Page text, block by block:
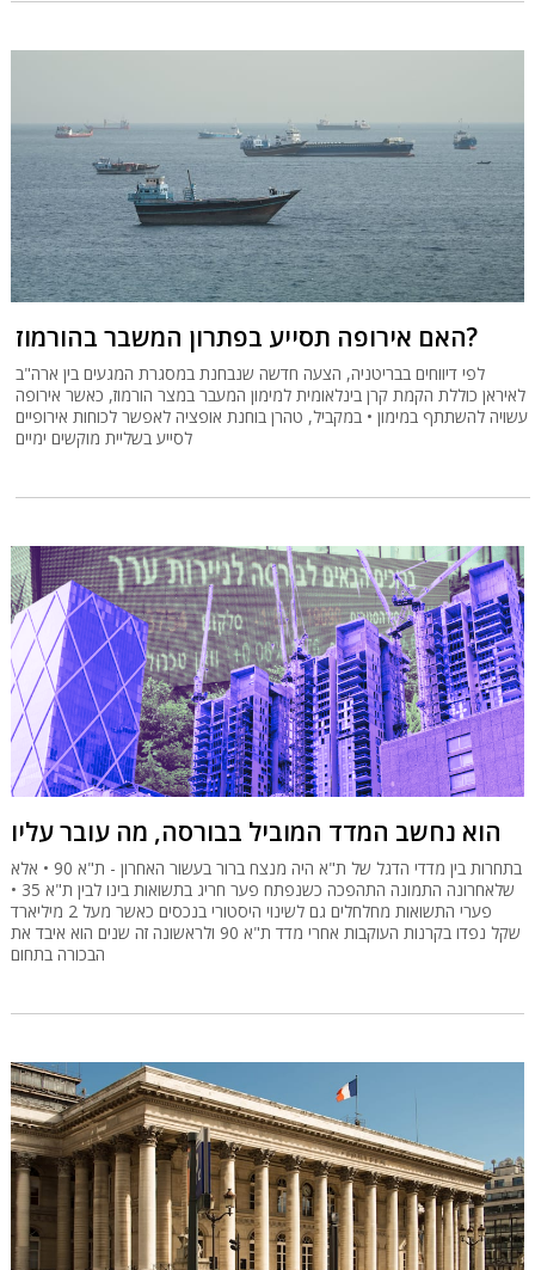
האם אירופה תסייע בפתרון המשבר בהורמוז?
לפי דיווחים בבריטניה, הצעה חדשה שנבחנת במסגרת המגעים בין ארה"ב
לאיראן כוללת הקמת קרן בינלאומית למימון המעבר במצר הורמוז, כאשר אירופה
עשויה להשתתף במימון • במקביל, טהרן בוחנת אופציה לאפשר לכוחות אירופיים
לסייע בשליית מוקשים ימיים
הוא נחשב המדד המוביל בבורסה, מה עובר עליו
בתחרות בין מדדי הדגל של ת"א היה מנצח ברור בעשור האחרון - ת"א 90 • אלא
שלאחרונה התמונה התהפכה כשנפתח פער חריג בתשואות בינו לבין ת"א 35 •
פערי התשואות מחלחלים גם לשינוי היסטורי בנכסים כאשר מעל 2 מיליארד
שקל נפדו בקרנות העוקבות אחרי מדד ת"א 90 ולראשונה זה שנים הוא איבד את
הבכורה בתחום